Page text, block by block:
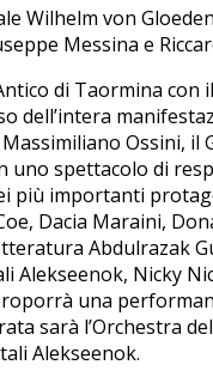
Wilhelm von
Messina e
di Taormina con
dell’intera
Ossini, il
uno spettacolo di
più importanti
Dacia Maraini,
Abdulrazak
Alekseenok, Nicky
una
sarà l’Orchestra
Alekseenok.